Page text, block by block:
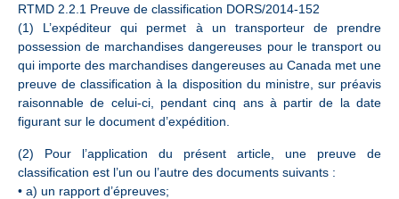
RTMD 2.2.1 Preuve de classification DORS/2014-152
(1) L’expéditeur qui permet à un transporteur de prendre
possession de marchandises dangereuses pour le transport ou
qui importe des marchandises dangereuses au Canada met une
preuve de classification à la disposition du ministre, sur préavis
raisonnable de celui-ci, pendant cinq ans à partir de la date
figurant sur le document d’expédition.
(2) Pour l’application du présent article, une preuve de
classification est l’un ou l’autre des documents suivants :
• a) un rapport d’épreuves;